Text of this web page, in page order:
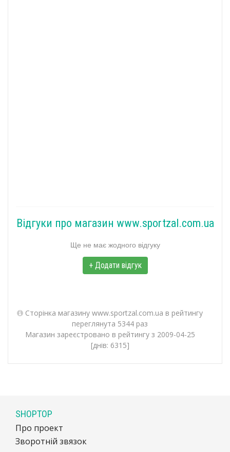
Відгуки про магазин www.sportzal.com.ua
Ще не має жодного відгуку
+ Додати відгук
Сторінка магазину www.sportzal.com.ua в рейтингу
переглянута 5344 раз
Магазин зареєстровано в рейтингу з 2009-04-25
[днів: 6315]
SHOPTOP
Про проект
Зворотній звязок